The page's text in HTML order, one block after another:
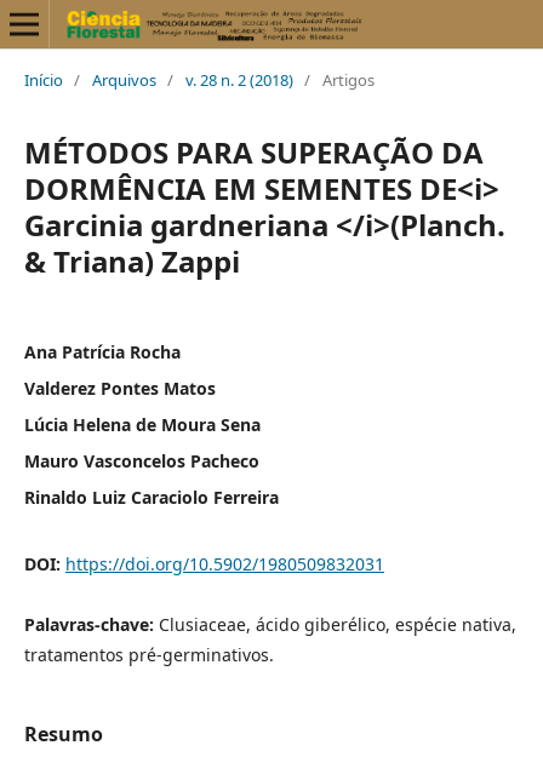
Início / Arquivos / v. 28 n. 2 (2018) / Artigos
MÉTODOS PARA SUPERAÇÃO DA
DORMÊNCIA EM SEMENTES DE<i>
Garcinia gardneriana </i>(Planch.
& Triana) Zappi
Ana Patrícia Rocha
Valderez Pontes Matos
Lúcia Helena de Moura Sena
Mauro Vasconcelos Pacheco
Rinaldo Luiz Caraciolo Ferreira
DOI: https://doi.org/10.5902/1980509832031
Palavras-chave: Clusiaceae, ácido giberélico, espécie nativa,
tratamentos pré-germinativos.
Resumo